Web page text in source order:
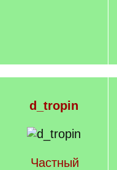
d_tropin
Частный